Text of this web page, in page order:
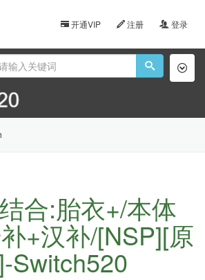
开通VIP 注册 登录
合:胎衣+/本体
+汉补/[NSP][原
Switch520